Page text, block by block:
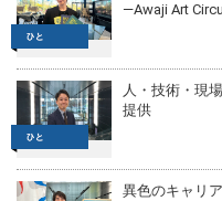
—Awaji Art
人・技術・現
提供
異色のキャリ